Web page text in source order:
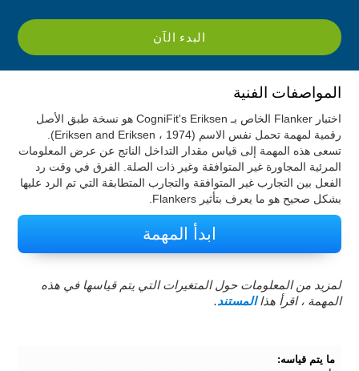
البدء الآن
المواصفات الفنية
اختبار Flanker الخاص بـ CogniFit's Eriksen هو نسخة طبق الأصل
رقمية لمهمة تحمل نفس الاسم (Eriksen and Eriksen ، 1974).
تسعى هذه المهمة إلى قياس مقدار التداخل الناتج عن عرض المعلومات
المرئية المجاورة غير المتوافقة وغير ذات الصلة. الفرق في وقت رد
الفعل بين التجارب غير المتوافقة والتجارب المتطابقة التي تم الرد عليها
بشكل صحيح هو ما يعرف بتأثير Flankers.
ابدأ المهمة
لمزيد من المعلومات حول المتغيرات التي يتم قياسها في هذه
المهمة ، اقرأ هذاالمستند.
ما يتم قياسه: